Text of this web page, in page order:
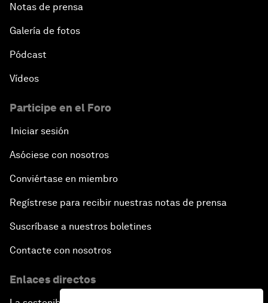
Notas de prensa
Galería de fotos
Pódcast
Vídeos
Participe en el Foro
Iniciar sesión
Asóciese con nosotros
Conviértase en miembro
Regístrese para recibir nuestras notas de prensa
Suscríbase a nuestros boletines
Contacte con nosotros
Enlaces directos